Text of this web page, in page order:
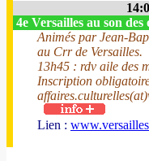
4e Versailles au son des
Animés par Jean-
au Crr de Versailles.
13h45 : rdv aile des
Inscription
Lien :